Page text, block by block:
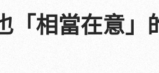
「相當在意」